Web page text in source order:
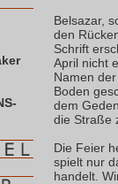
Belsazar,
den
Schrift
April nicht
Namen
Boden
dem
die Straße
Die Feier
spielt nur
handelt.